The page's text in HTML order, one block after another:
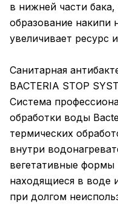
в нижней части бака,
образование накипи
увеличивает ресурс
Санитарная
BACTERIA STOP
Система
обработки воды
термических
внутри
вегетативные
находящиеся в воде
при долгом